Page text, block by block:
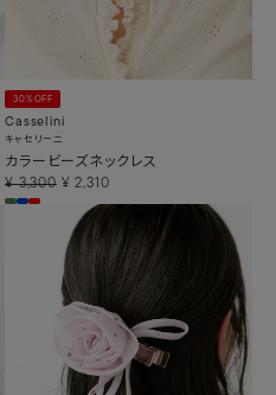
30%OFF
Casselini
キャセリーニ
カラービーズネックレス
¥ 3,300 ¥ 2,310